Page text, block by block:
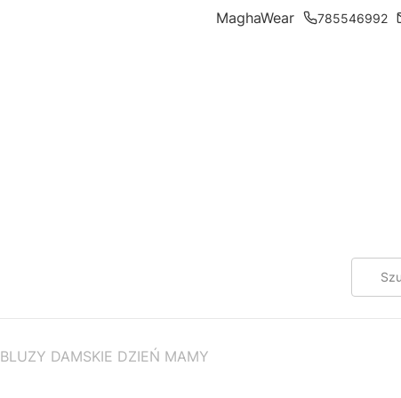
MaghaWear 785546992
BLUZY DAMSKIE DZIEŃ MAMY